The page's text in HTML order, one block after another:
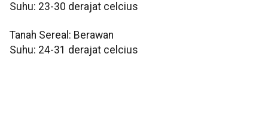
Suhu: 23-30 derajat celcius
Tanah Sereal: Berawan
Suhu: 24-31 derajat celcius